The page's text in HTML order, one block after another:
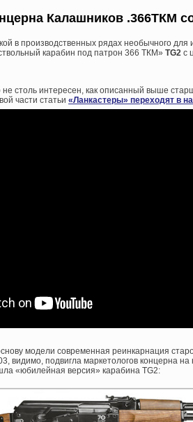
Калашников .366ТКМ
в производственных рядах необычного
карабин под патрон 366 ТКМ» TG2 с
не столь интересен, как описанный выше
части статьи «Ланкастеры» переходят в
модели современная реинкарнация
видимо, подвигла маркетологов концерна
«юбилейная версия» карабина TG2: